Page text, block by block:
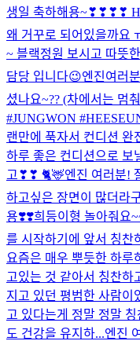
생일 축하해용~❣❣❣❣
왜 거꾸로 되어있을까요
~ 블랙정원 보시고 따뜻
담당 입니다😉엔진여러
셨나요~?? (차에서는 멈
#JUNGWON
랜만에 푹자서 컨디션 완
하루 좋은 컨디션으로 보
고❣❣ 🐈🦌엔진 여러분!
하고싶은 장면이 많더라
용❣️❣️희등이형 놀아줘요
를 시작하기에 앞서 칭찬
요즘은 매우 뿌듯한 하루
고있는 것 같아서 칭찬하
지고 있던 평범한 사람이
고 있다는게 정말 정말
도 건강을 유지하...엔진